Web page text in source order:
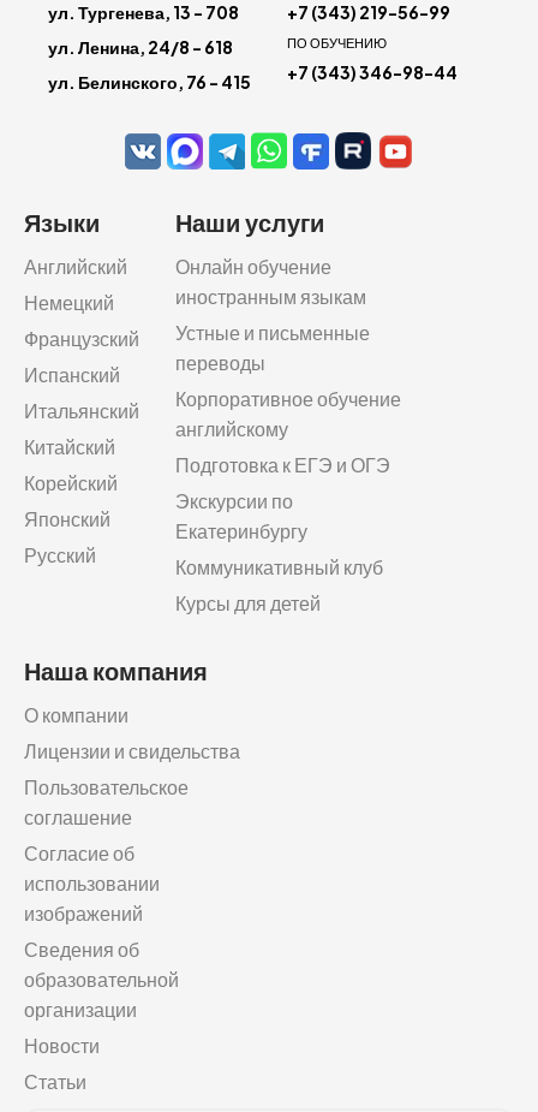
ул. Тургенева, 13 - 708
ул. Ленина, 24/8 - 618
ул. Белинского, 76 - 415
+7 (343) 219-56-99
ПО ОБУЧЕНИЮ
+7 (343) 346-98-44
Языки
Английский
Немецкий
Французский
Испанский
Итальянский
Китайский
Корейский
Японский
Русский
Наши услуги
Онлайн обучение
иностранным языкам
Устные и письменные
переводы
Корпоративное обучение
английскому
Подготовка к ЕГЭ и ОГЭ
Экскурсии по
Екатеринбургу
Коммуникативный клуб
Курсы для детей
Наша компания
О компании
Лицензии и свидельства
Пользовательское
соглашение
Согласие об
использовании
изображений
Сведения об
образовательной
организации
Новости
Статьи